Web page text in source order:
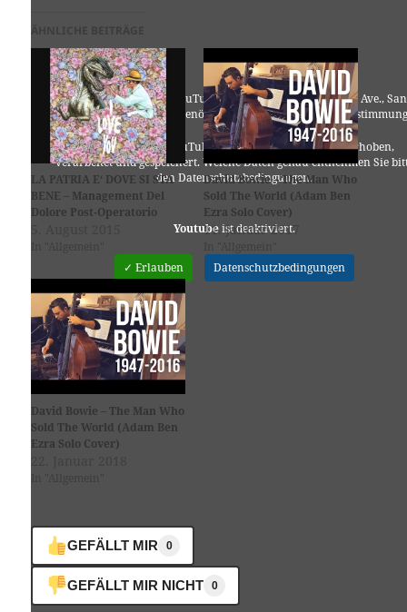
Für die Nutzung von YouTube (YouTube, LLC, 901 Cherry Ave., San
Bruno, CA 94066, USA) benötigen wir laut DSGVO Ihre
Es werden seitens YouTube personenbezogene Daten erhoben,
verarbeitet und gespeichert. Welche Daten genau entnehmen Sie
den Datenschutzbedingungen.
Youtubeist deaktiviert.
✓ Erlauben Datenschutzbedingungen
LA PATRIA E‘ DOVE SI STA
BENE – Management Del
Dolore Post-Operatorio
David Bowie – The Man Who
Sold The World (Adam Ben
Ezra Solo Cover)
11. Januar 2017
David Bowie – The Man Who
Sold The World (Adam Ben
Ezra Solo Cover)
GEFÄLLT MIR 0
GEFÄLLT MIR NICHT 0